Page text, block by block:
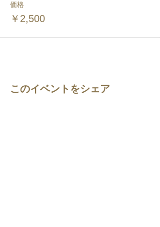
価格
￥2,500
このイベントをシェア